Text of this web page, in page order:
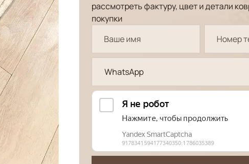
рассмотреть фактуру, цвет и детали
покупки
WhatsApp